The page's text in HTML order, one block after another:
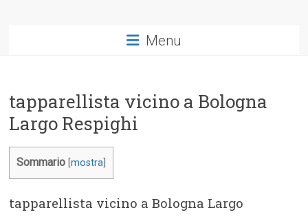
Menu
tapparellista vicino a Bologna
Largo Respighi
Sommario [mostra
tapparellista vicino a Bologna Largo